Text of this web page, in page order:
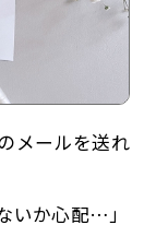
わせ
メールを送れ
いか心配…」